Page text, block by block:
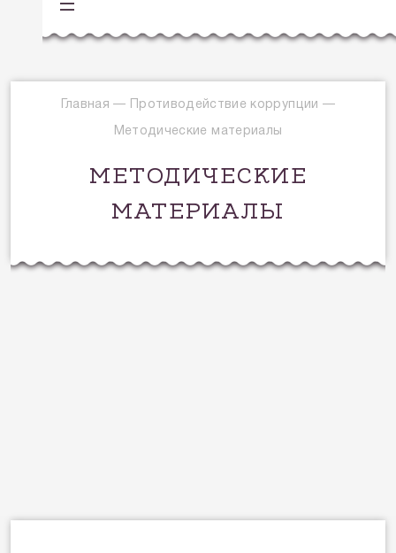
Главная— Противодействие коррупции —
Методические материалы
МЕТОДИЧЕСКИЕ
МАТЕРИАЛЫ